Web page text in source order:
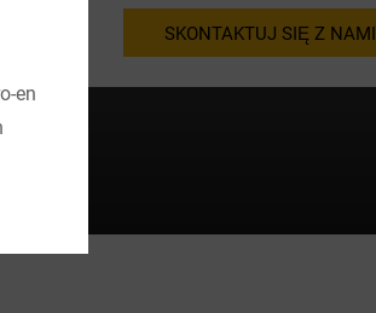
SKONTAKTUJ SIĘ Z NAMI
gdy
en